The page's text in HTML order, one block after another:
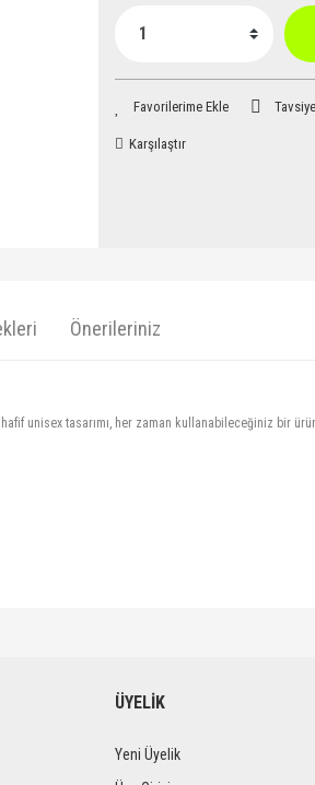
Karşılaştır
Önerileriniz
unisex tasarımı, her zaman kullanabileceğiniz bir
ÜYELİK
Yeni Üyelik